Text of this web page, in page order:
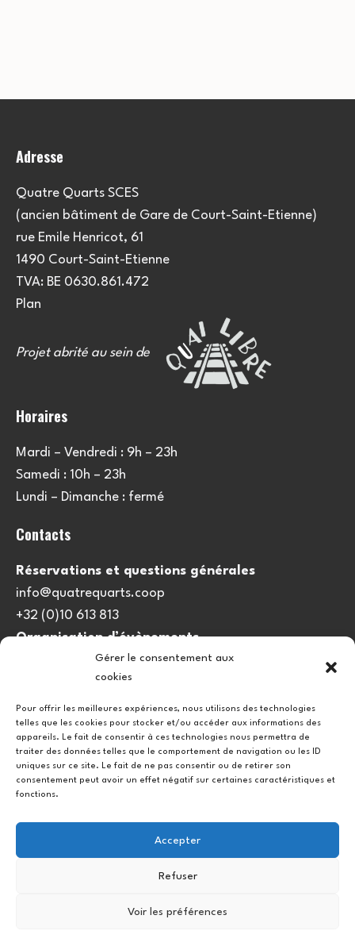
Gérer le consentement aux
cookies
Pour offrir les meilleures expériences, nous utilisons des technologies
telles que les cookies pour stocker et/ou accéder aux informations des
appareils. Le fait de consentir à ces technologies nous permettra de
traiter des données telles que le comportement de navigation ou les ID
uniques sur ce site. Le fait de ne pas consentir ou de retirer son
consentement peut avoir un effet négatif sur certaines caractéristiques et
fonctions.
Accepter
Refuser
Voir les préférences
Adresse
Quatre Quarts SCES
(ancien bâtiment de Gare de Court-Saint-Etienne)
rue Emile Henricot, 61
1490 Court-Saint-Etienne
TVA: BE 0630.861.472
Plan
Projet abrité au sein de
Horaires
Mardi – Vendredi : 9h – 23h
Samedi : 10h – 23h
Lundi – Dimanche : fermé
Contacts
Réservations et questions générales
info@quatrequarts.coop
+32 (0)10 613 813
Organisation d’évènements
viedulieu@quatrequarts.coop
Politique de cookies (UE)